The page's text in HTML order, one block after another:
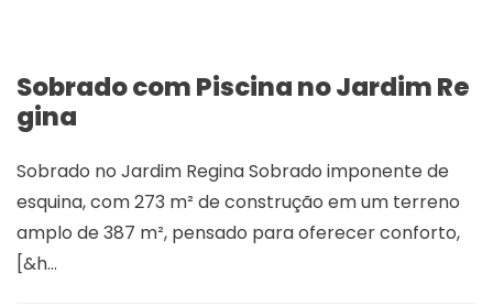
Sobrado com Piscina no Jardim Re
gina
Sobrado no Jardim Regina Sobrado imponente de
esquina, com 273 m² de construção em um terreno
amplo de 387 m², pensado para oferecer conforto,
[&h...